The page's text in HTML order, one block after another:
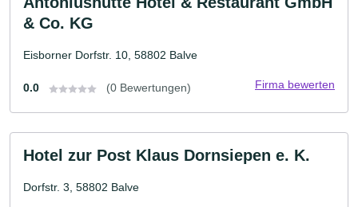
& Co. KG
Eisborner Dorfstr. 10, 58802 Balve
0.0 (0 Bewertungen) Firma bewerten
Hotel zur Post Klaus Dornsiepen e. K.
Dorfstr. 3, 58802 Balve